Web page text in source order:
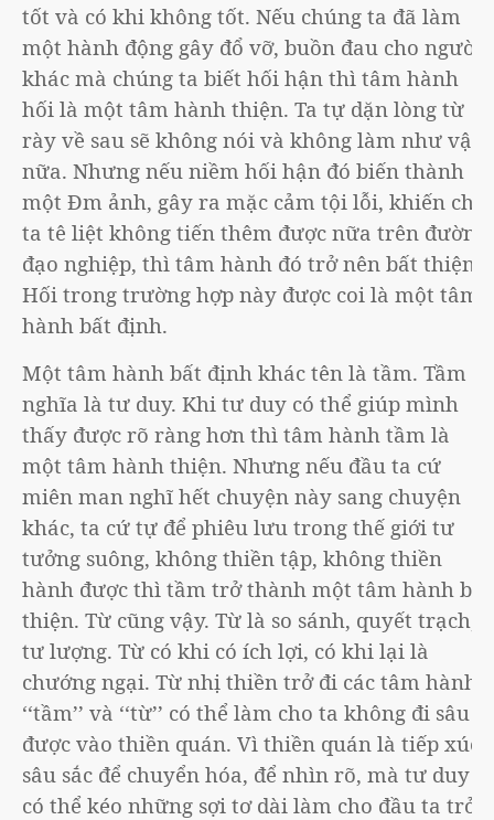
tốt và có khi không tốt. Nếu chúng ta đã làm
một hành động gây đổ vỡ, buồn đau cho người
khác mà chúng ta biết hối hận thì tâm hành
hối là một tâm hành thiện. Ta tự dặn lòng từ
rày về sau sẽ không nói và không làm như vậy
nữa. Nhưng nếu niềm hối hận đó biến thành
một Đm ảnh, gây ra mặc cảm tội lỗi, khiến cho
ta tê liệt không tiến thêm được nữa trên đường
đạo nghiệp, thì tâm hành đó trở nên bất thiện.
Hối trong trường hợp này được coi là một tâm
hành bất định.
Một tâm hành bất định khác tên là tầm. Tầm có
nghĩa là tư duy. Khi tư duy có thể giúp mình
thấy được rõ ràng hơn thì tâm hành tầm là
một tâm hành thiện. Nhưng nếu đầu ta cứ
miên man nghĩ hết chuyện này sang chuyện
khác, ta cứ tự để phiêu lưu trong thế giới tư
tưởng suông, không thiền tập, không thiền
hành được thì tầm trở thành một tâm hành bất
thiện. Từ cũng vậy. Từ là so sánh, quyết trạch,
tư lượng. Từ có khi có ích lợi, có khi lại là
chướng ngại. Từ nhị thiền trở đi các tâm hành
‘‘tầm’’ và ‘‘từ’’ có thể làm cho ta không đi sâu
được vào thiền quán. Vì thiền quán là tiếp xúc
sâu sắc để chuyển hóa, để nhìn rõ, mà tư duy
có thể kéo những sợi tơ dài làm cho đầu ta trở